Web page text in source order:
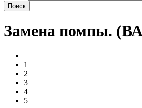
Замена помпы.
1
2
3
4
5